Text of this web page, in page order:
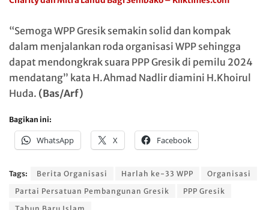
“Semoga WPP Gresik semakin solid dan kompak
dalam menjalankan roda organisasi WPP sehingga
dapat mendongkrak suara PPP Gresik di pemilu 2024
mendatang” kata H.Ahmad Nadlir diamini H.Khoirul
Huda. (Bas/Arf)
Bagikan ini:
WhatsApp X Facebook
Tags: Berita Organisasi Harlah ke-33 WPP
Organisasi
Partai Persatuan Pembangunan Gresik
PPP Gresik